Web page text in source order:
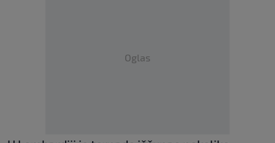
Oglas